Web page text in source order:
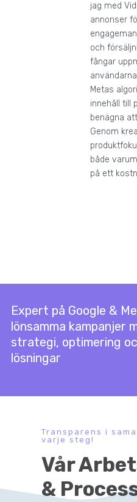
jag med
annonser
och
fångar
Metas
innehåll till
benägna
Genom
både
på ett
Expert på Google &
lönsamma kampanjer
strategi, optimering
lösningar
Transparens i
varje steg!
Vår
&